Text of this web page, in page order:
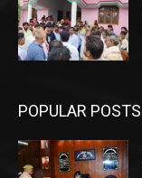
POPULAR POSTS